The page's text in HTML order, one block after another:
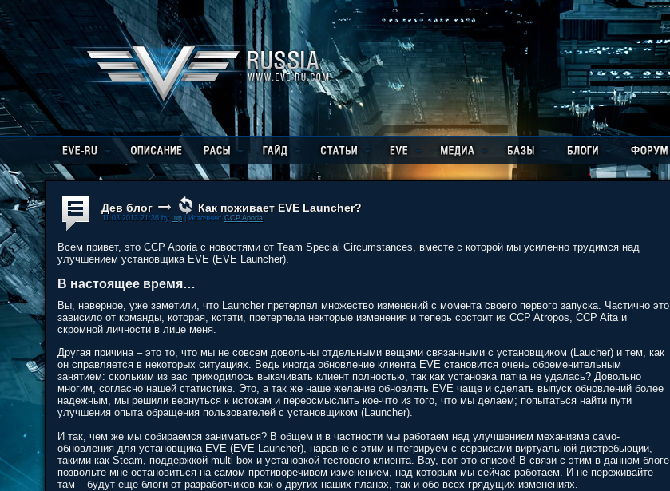
Дев блог Как поживает EVE Launcher?
11.03.2013 21:36 by .up| Источник: CCP Aporia
Всем привет, это CCP Aporia с новостями от Team Special Circumstances, вместе с которой мы усиленно трудимся над
улучшением установщика EVE (EVE Launcher).
В настоящее время…
Вы, наверное, уже заметили, что Launcher претерпел множество изменений с момента своего первого запуска. Частично это
зависило от команды, которая, кстати, претерпела некторые изменения и теперь состоит из CCP Atropos, CCP Aita и
скромной личности в лице меня.
Другая причина – это то, что мы не совсем довольны отдельными вещами связанными с установщиком (Laucher) и тем, как
он справляется в некоторых ситуациях. Ведь иногда обновление клиента EVE становится очень обременительным
занятием: скольким из вас приходилось выкачивать клиент полностью, так как установка патча не удалась? Довольно
многим, согласно нашей статистике. Это, а так же наше желание обновлять EVE чаще и сделать выпуск обновлений более
надежным, мы решили вернуться к истокам и переосмыслить кое-что из того, что мы делаем; попытаться найти пути
улучшения опыта обращения пользователей с установщиком (Launcher).
И так, чем же мы собираемся заниматься? В общем и в частности мы работаем над улучшением механизма само-
обновления для установщика EVE (EVE Launcher), наравне с этим интегрируем с сервисами виртуальной дистребьюции,
такими как Steam, поддержкой multi-box и установкой тестового клиента. Вау, вот это список! В связи с этим в данном блоге
позвольте мне остановиться на самом противоречивом изменением, над которым мы сейчас работаем. И не переживайте
там – будут еще блоги от разработчиков как о других наших планах, так и обо всех грядущих изменениях.